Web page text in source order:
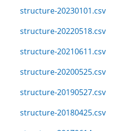
structure-20230101.csv
structure-20220518.csv
structure-20210611.csv
structure-20200525.csv
structure-20190527.csv
structure-20180425.csv